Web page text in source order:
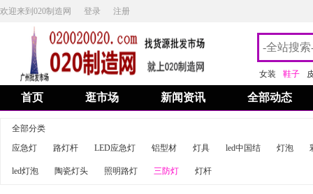
欢迎来到020制造网 登录 注册
女装 鞋子
首页 逛市场 新闻资讯 全部动态
全部分类
应急灯
路灯杆 LED应急灯 铝型材 灯具 led中国结 灯泡
led灯泡 陶瓷灯头 照明路灯 三防灯 灯杆